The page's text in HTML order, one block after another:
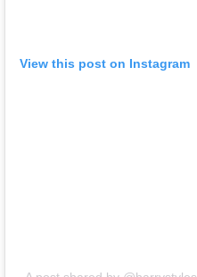
View this post on Instagram